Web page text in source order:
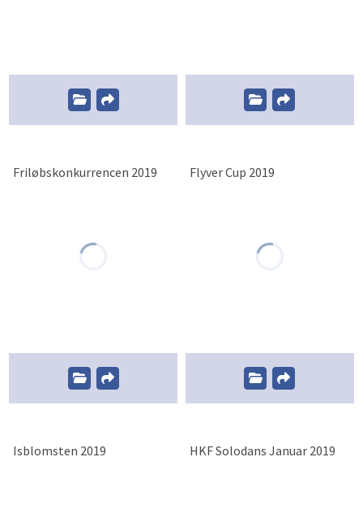
Friløbskonkurrencen 2019 Flyver Cup 2019
Isblomsten 2019 HKF Solodans Januar 2019